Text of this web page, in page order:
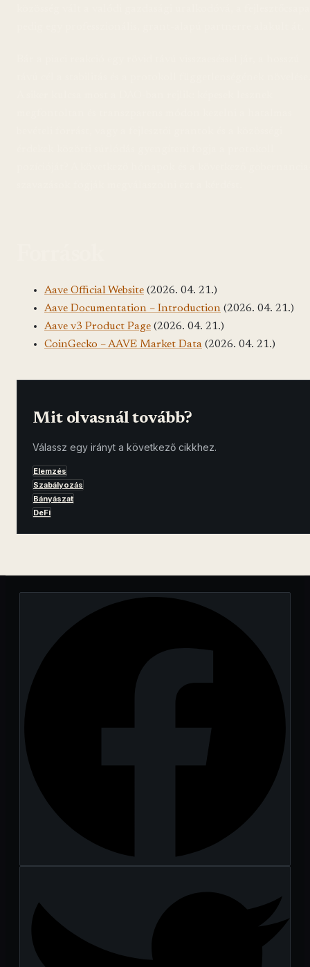
Aave Official Website (2026. 04. 21.)
Aave Documentation – Introduction (2026. 04. 21.)
Aave v3 Product Page (2026. 04. 21.)
CoinGecko – AAVE Market Data (2026. 04. 21.)
Mit olvasnál tovább?
Válassz egy irányt a következő cikkhez.
Elemzés
Szabályozás
Bányászat
DeFi